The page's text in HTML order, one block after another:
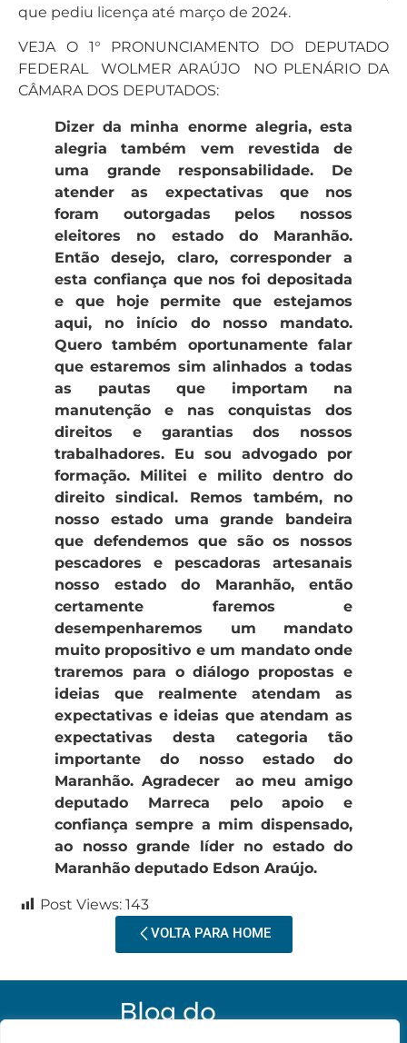
que pediu licença até março de 2024.
VEJA O 1° PRONUNCIAMENTO DO DEPUTADO
FEDERAL WOLMER ARAÚJO NO PLENÁRIO DA
CÂMARA DOS DEPUTADOS:
Dizer da minha enorme alegria, esta
alegria também vem revestida de
uma grande responsabilidade. De
atender as expectativas que nos
foram outorgadas pelos nossos
eleitores no estado do Maranhão.
Então desejo, claro, corresponder a
esta confiança que nos foi depositada
e que hoje permite que estejamos
aqui, no início do nosso mandato.
Quero também oportunamente falar
que estaremos sim alinhados a todas
as pautas que importam na
manutenção e nas conquistas dos
direitos e garantias dos nossos
trabalhadores. Eu sou advogado por
formação. Militei e milito dentro do
direito sindical. Remos também, no
nosso estado uma grande bandeira
que defendemos que são os nossos
pescadores e pescadoras artesanais
nosso estado do Maranhão, então
certamente faremos e
desempenharemos um mandato
muito propositivo e um mandato onde
traremos para o diálogo propostas e
ideias que realmente atendam as
expectativas e ideias que atendam as
expectativas desta categoria tão
importante do nosso estado do
Maranhão. Agradecer ao meu amigo
deputado Marreca pelo apoio e
confiança sempre a mim dispensado,
ao nosso grande líder no estado do
Maranhão deputado Edson Araújo.
Post Views: 143
VOLTA PARA HOME